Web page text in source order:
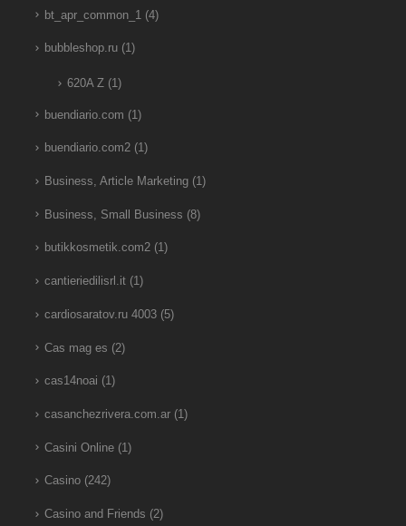
bt_apr_common_1 (4)
bubbleshop.ru(1)
620A Z(1)
buendiario.com (1)
buendiario.com2(1)
Business, Article Marketing(1)
Business, Small Business (8)
butikkosmetik.com2(1)
cantieriedilisrl.it(1)
cardiosaratov.ru 4003(5)
Cas mag es (2)
cas14noai (1)
casanchezrivera.com.ar(1)
Casini Online(1)
Casino(242)
Casino and Friends (2)